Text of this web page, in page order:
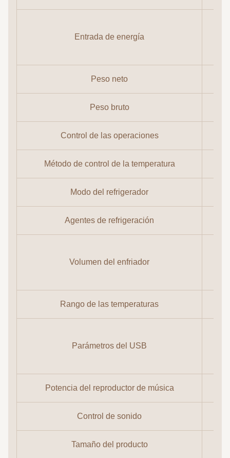
Entrada de energía
Peso neto
Peso bruto
Control de las operaciones
Método de control de la temperatura
Modo del refrigerador
Agentes de refrigeración
Volumen del enfriador
Rango de las temperaturas
Parámetros del USB
Potencia del reproductor de música
Control de sonido
Tamaño del producto